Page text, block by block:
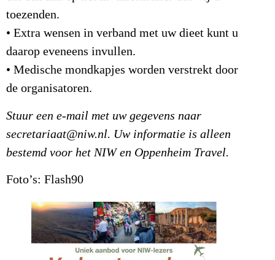
toezenden.
• Extra wensen in verband met uw dieet kunt u
daarop eveneens invullen.
• Medische mondkapjes worden verstrekt door
de organisatoren.
Stuur een e-mail met uw gegevens naar
secretariaat@niw.nl. Uw informatie is alleen
bestemd voor het NIW en Oppenheim Travel.
Foto’s: Flash90